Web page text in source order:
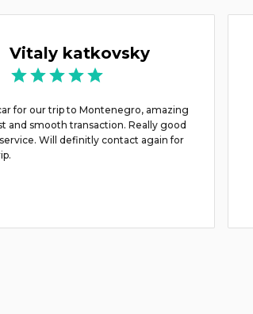
Vitaly katkovsky
for our trip to Montenegro, amazing
and smooth transaction. Really good
Will definitly contact again for